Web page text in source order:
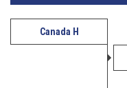
Canada H